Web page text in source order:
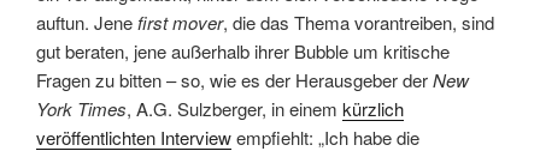
auftun. Jene first mover, die das Thema vorantreiben, sind
gut beraten, jene außerhalb ihrer Bubble um kritische
Fragen zu bitten – so, wie es der Herausgeber derNew
York Times, A.G. Sulzberger, in einem kürzlich
veröffentlichten Interviewempfiehlt: „Ich habe die